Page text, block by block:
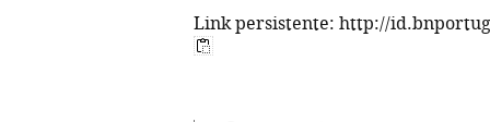
Link persistente: http://